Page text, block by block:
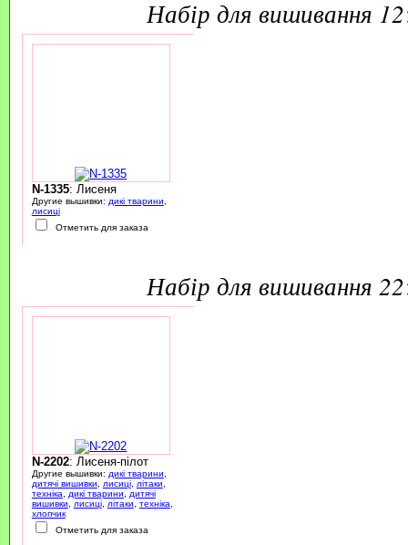
набір для вишивання
N-1335: Лисеня
Другие вышивки: дикі тварини
лисиці
Отметить для заказа
набір для вишивання
N-2202: Лисеня-пілот
Другие вышивки: дикі тварини
дитячі вишивки
лисиці, літаки
техніка
дикі тварини
дитячі
вишивки
лисиці, літаки техніка
хлопчик
Отметить для заказа